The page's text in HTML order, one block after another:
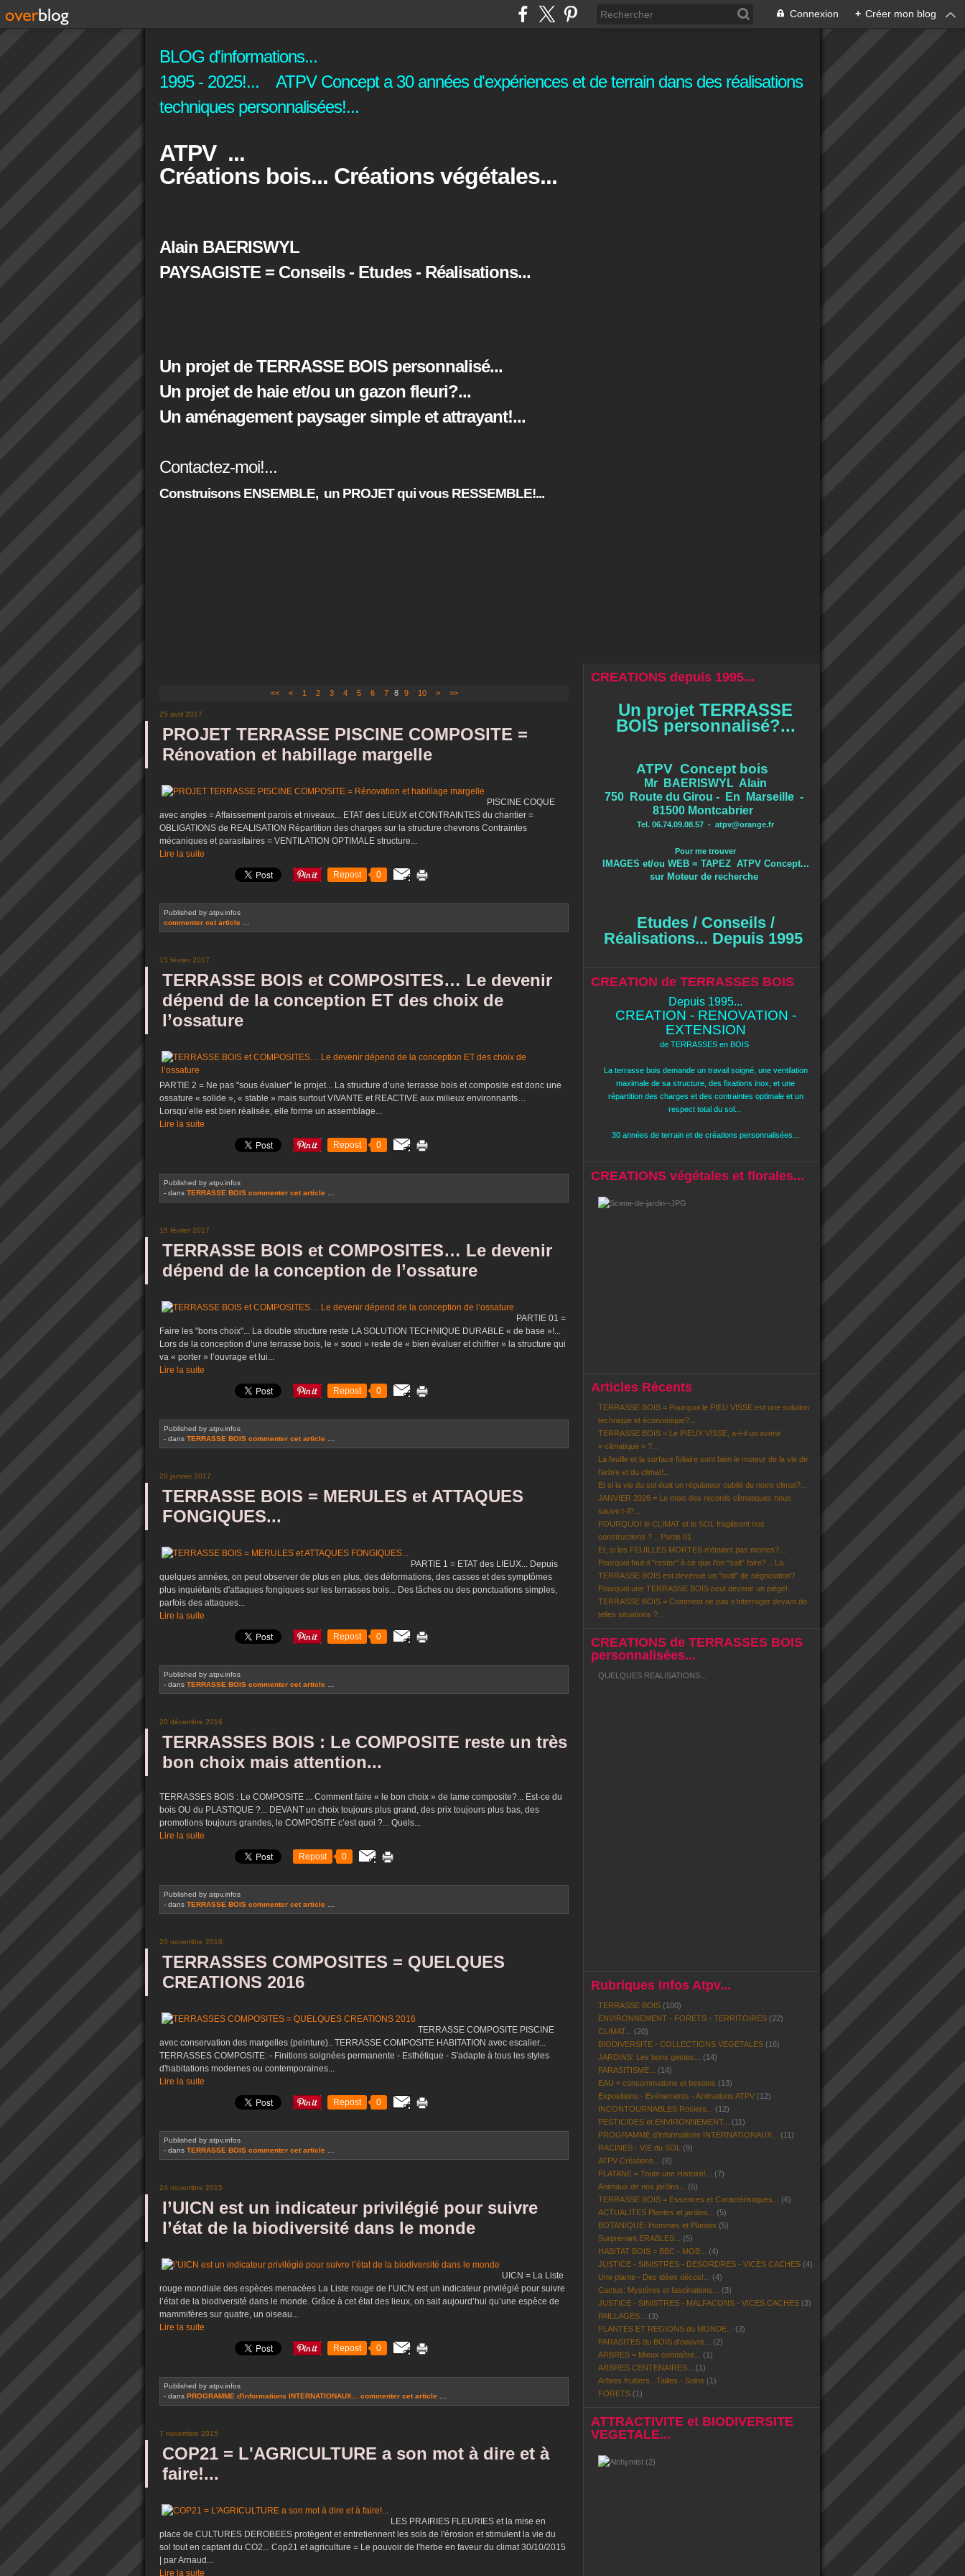
Connexion + Créer mon blog
BLOG d'informations...
1995 - 2025!... ATPV Concept a 30 années d'expériences et de terrain dans des réalisations
techniques personnalisées!...
ATPV ...
Créations bois... Créations végétales...
Alain BAERISWYL
PAYSAGISTE = Conseils - Etudes - Réalisations...
Un projet de TERRASSE BOIS personnalisé...
Un projet de haie et/ou un gazon fleuri?...
Un aménagement paysager simple et attrayant!...
Contactez-moi!...
Construisons ENSEMBLE, un PROJET qui vous RESSEMBLE!...
<< < 1 2 3 4 5 6 7 8 9 10 20
> >>
25 avril 2017
PROJET TERRASSE PISCINE COMPOSITE =
Rénovation et habillage margelle
PISCINE COQUE
avec angles = Affaissement parois et niveaux... ETAT des LIEUX et CONTRAINTES du chantier =
OBLIGATIONS de REALISATION Répartition des charges sur la structure chevrons Contraintes
mécaniques et parasitaires = VENTILATION OPTIMALE structure...
Lire la suite
Repost 0
Published by atpv.infos
commenter cet article
15 février 2017
TERRASSE BOIS et COMPOSITES… Le devenir
dépend de la conception ET des choix de
l’ossature
PARTIE 2 = Ne pas "sous évaluer" le projet... La structure d’une terrasse bois et composite est donc une
ossature « solide », « stable » mais surtout VIVANTE et REACTIVE aux milieux environnants…
Lorsqu’elle est bien réalisée, elle forme un assemblage...
Lire la suite
Repost 0
Published by atpv.infos
- dans TERRASSE BOIS commenter cet article
15 février 2017
TERRASSE BOIS et COMPOSITES… Le devenir
dépend de la conception de l’ossature
PARTIE 01 =
Faire les "bons choix"... La double structure reste LA SOLUTION TECHNIQUE DURABLE « de base »!...
Lors de la conception d’une terrasse bois, le « souci » reste de « bien évaluer et chiffrer » la structure qui
va « porter » l’ouvrage et lui...
Lire la suite
Repost 0
Published by atpv.infos
- dans TERRASSE BOIS commenter cet article
20 janvier 2017
TERRASSE BOIS = MERULES et ATTAQUES
FONGIQUES...
PARTIE 1 = ETAT des LIEUX... Depuis
quelques années, on peut observer de plus en plus, des déformations, des casses et des symptômes
plus inquiétants d'attaques fongiques sur les terrasses bois... Des tâches ou des ponctuations simples,
parfois des attaques...
Lire la suite
Repost 0
Published by atpv.infos
- dans TERRASSE BOIS commenter cet article
20 décembre 2016
TERRASSES BOIS : Le COMPOSITE reste un très
bon choix mais attention...
TERRASSES BOIS : Le COMPOSITE ... Comment faire « le bon choix » de lame composite?... Est-ce du
bois OU du PLASTIQUE ?... DEVANT un choix toujours plus grand, des prix toujours plus bas, des
promotions toujours grandes, le COMPOSITE c’est quoi ?... Quels...
Lire la suite
Repost 0
Published by atpv.infos
- dans TERRASSE BOIS commenter cet article
20 novembre 2016
TERRASSES COMPOSITES = QUELQUES
CREATIONS 2016
TERRASSE COMPOSITE PISCINE
avec conservation des margelles (peinture).. TERRASSE COMPOSITE HABITATION avec escalier...
TERRASSES COMPOSITE: - Finitions soignées permanente - Esthétique - S'adapte à tous les styles
d'habitations modernes ou contemporaines...
Lire la suite
Repost 0
Published by atpv.infos
- dans TERRASSE BOIS commenter cet article
24 novembre 2015
l’UICN est un indicateur privilégié pour suivre
l’état de la biodiversité dans le monde
UICN = La Liste
rouge mondiale des espèces menacées La Liste rouge de l’UICN est un indicateur privilégié pour suivre
l’état de la biodiversité dans le monde. Grâce à cet état des lieux, on sait aujourd’hui qu’une espèce de
mammifères sur quatre, un oiseau...
Lire la suite
Repost 0
Published by atpv.infos
- dans PROGRAMME d'informations INTERNATIONAUX... commenter cet article
7 novembre 2015
COP21 = L'AGRICULTURE a son mot à dire et à
faire!...
LES PRAIRIES FLEURIES et la mise en
place de CULTURES DEROBEES protègent et entretiennent les sols de l'érosion et stimulent la vie du
sol tout en captant du CO2... Cop21 et agriculture = Le pouvoir de l'herbe en faveur du climat 30/10/2015
| par Arnaud...
Lire la suite
CREATIONS depuis 1995...
Un projet TERRASSE
BOIS personnalisé?...
ATPV Concept bois
Mr BAERISWYL Alain
750 Route du Girou - En Marseille -
81500 Montcabrier
Tel. 06.74.09.08.57 - atpv@orange.fr
Pour me trouver
IMAGES et/ou WEB = TAPEZ ATPV Concept...
sur Moteur de recherche
Etudes / Conseils /
Réalisations... Depuis 1995
CREATION de TERRASSES BOIS
Depuis 1995...
CREATION - RENOVATION -
EXTENSION
de TERRASSES en BOIS
La terrasse bois demande un travail soigné, une ventilation
maximale de sa structure, des fixations inox, et une
répartition des charges et des contraintes optimale et un
respect total du sol...
30 années de terrain et de créations personnalisées...
CREATIONS végétales et florales...
Articles Récents
TERRASSE BOIS = Pourquoi le PIEU VISSE est une solution
technique et économique?...
TERRASSE BOIS = Le PIEUX VISSE, a-t-il un avenir
« climatique » ?...
La feuille et la surface foliaire sont bien le moteur de la vie de
l'arbre et du climat!...
Et si la vie du sol était un régulateur oublié de notre climat?...
JANVIER 2026 = Le mois des records climatiques nous
sauve t-il?...
POURQUOI le CLIMAT et le SOL fragilisent nos
constructions ?... Partie 01
Et, si les FEUILLES MORTES n'étaient pas mortes?...
Pourquoi faut-il "rester" à ce que l'on "sait" faire?... La
TERRASSE BOIS est devenue un "outil" de négociation?...
Pourquoi une TERRASSE BOIS peut devenir un piège!...
TERRASSE BOIS = Comment ne pas s’interroger devant de
telles situations ?...
CREATIONS de TERRASSES BOIS
personnalisées...
QUELQUES REALISATIONS...
Rubriques Infos Atpv...
TERRASSE BOIS (100)
ENVIRONNEMENT - FORETS - TERRITOIRES (22)
CLIMAT...
(20)
BIODIVERSITE - COLLECTIONS VEGETALES (16)
JARDINS: Les bons gestes...
(14)
PARASITISME...
(14)
EAU = consommations et besoins (13)
Expositions - Evénements - Animations ATPV (12)
INCONTOURNABLES Rosiers...
(12)
PESTICIDES et ENVIRONNEMENT...
(11)
PROGRAMME d'informations INTERNATIONAUX...
(11)
RACINES - VIE du SOL
(9)
ATPV Créations...
(8)
PLATANE = Toute une Histoire!...
(7)
Animaux de nos jardins...
(6)
TERRASSE BOIS = Essences et Caractéristiques...
(6)
ACTUALITES Plantes et jardins...
(5)
BOTANIQUE: Hommes et Plantes (5)
Surprenant ERABLES...
(5)
HABITAT BOIS = BBC - MOB...
(4)
JUSTICE - SINISTRES - DESORDRES - VICES CACHES (4)
Une plante - Des idées décos!...
(4)
Cactus: Mystères et fascinations...
(3)
JUSTICE - SINISTRES - MALFACONS - VICES CACHES (3)
PAILLAGES...
(3)
PLANTES ET REGIONS du MONDE...
(3)
PARASITES du BOIS d'oeuvre...
(2)
ARBRES = Mieux connaître...
(1)
ARBRES CENTENAIRES...
(1)
Arbres fruitiers...Tailles - Soins (1)
FORETS (1)
ATTRACTIVITE et BIODIVERSITE
VEGETALE...